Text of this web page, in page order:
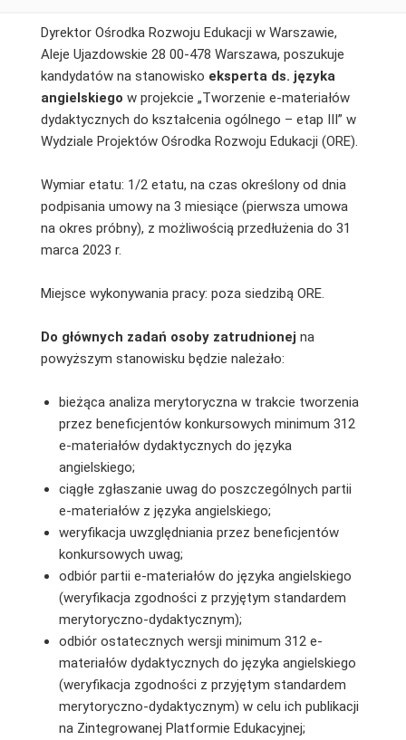
Dyrektor Ośrodka Rozwoju Edukacji w Warszawie,
Aleje Ujazdowskie 28 00-478 Warszawa, poszukuje
kandydatów na stanowisko eksperta ds. języka
angielskiego w projekcie „Tworzenie e-materiałów
dydaktycznych do kształcenia ogólnego – etap III” w
Wydziale Projektów Ośrodka Rozwoju Edukacji (ORE).
Wymiar etatu: 1/2 etatu, na czas określony od dnia
podpisania umowy na 3 miesiące (pierwsza umowa
na okres próbny), z możliwością przedłużenia do 31
marca 2023 r.
Miejsce wykonywania pracy: poza siedzibą ORE.
Do głównych zadań osoby zatrudnionej na
powyższym stanowisku będzie należało:
bieżąca analiza merytoryczna w trakcie tworzenia
przez beneficjentów konkursowych minimum 312
e-materiałów dydaktycznych do języka
angielskiego;
ciągłe zgłaszanie uwag do poszczególnych partii
e-materiałów z języka angielskiego;
weryfikacja uwzględniania przez beneficjentów
konkursowych uwag;
odbiór partii e-materiałów do języka angielskiego
(weryfikacja zgodności z przyjętym standardem
merytoryczno-dydaktycznym);
odbiór ostatecznych wersji minimum 312 e-
materiałów dydaktycznych do języka angielskiego
(weryfikacja zgodności z przyjętym standardem
merytoryczno-dydaktycznym) w celu ich publikacji
na Zintegrowanej Platformie Edukacyjnej;